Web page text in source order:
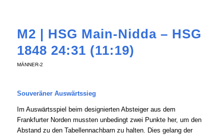
M2 | HSG Main-Nidda – HSG
1848 24:31 (11:19)
MÄNNER-2
Souveräner Auswärtssieg
Im Auswärtsspiel beim designierten Absteiger aus dem
Frankfurter Norden mussten unbedingt zwei Punkte her, um den
Abstand zu den Tabellennachbarn zu halten. Dies gelang der